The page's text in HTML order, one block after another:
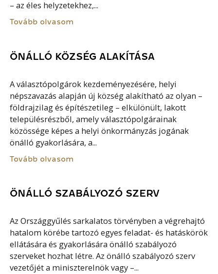
– az éles helyzetekhez,...
Tovább olvasom
ÖNÁLLÓ KÖZSÉG ALAKÍTÁSA
A választópolgárok kezdeményezésére, helyi
népszavazás alapján új község alakítható az olyan –
földrajzilag és építészetileg – elkülönült, lakott
településrészből, amely választópolgárainak
közössége képes a helyi önkormányzás jogának
önálló gyakorlására, a...
Tovább olvasom
ÖNÁLLÓ SZABÁLYOZÓ SZERV
Az Országgyűlés sarkalatos törvényben a végrehajtó
hatalom körébe tartozó egyes feladat- és hatáskörök
ellátására és gyakorlására önálló szabályozó
szerveket hozhat létre. Az önálló szabályozó szerv
vezetőjét a miniszterelnök vagy –...